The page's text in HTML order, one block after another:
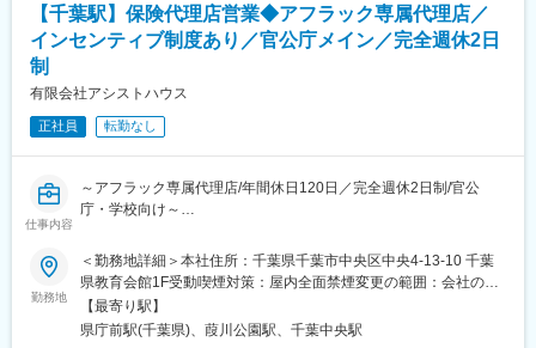
方でも安心して業務を習得できます。さらに、定期的な勉強会や
研修も充実しており、専門知識を着実に身につけ、継続的な成長
在宅勤務やシフト勤務など柔軟な働き方を支援しています。育児
や介護などのライフイベントに合わせた勤務時間の調整が可能
進されています。
■キャリアパス
ています。ジョブ・チャレンジ制度やキャリア・トランスファー
制度を活用しながら、自らのキャリアビジョンを実現することが
できます。また、将来的には他部門への異動や昇進の機会も豊富
です。
■企業の特徴／魅力
【千葉駅】保険代理店営業◆アフラック専属代理店／
インセンティブ制度あり／官公庁メイン／完全週休2日
制
有限会社アシストハウス
正社員 転勤なし
仕事内容
～アフラック専属代理店/年間休日120日／完全週休2日制/官公
庁・学校向け～
■こんな環境を求める保険営業の方へ
これまで培った経験を活かしつつ、安定と働きやすさを両立した
い。
そんな思いを持つ方に最適なポジションです。
当社はアフラックの専属代理店として、千葉県エリアの公立学
勤務地
＜勤務地詳細＞本社住所：千葉県千葉市中央区中央4-13-10 千葉
県教育会館1F受動喫煙対策：屋内全面禁煙変更の範囲：会社の定
める事業所
【最寄り駅】
県庁前駅(千葉県)、葭川公園駅、千葉中央駅